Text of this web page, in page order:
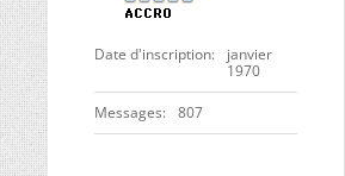
Date d'inscription
janvier
1970
Messages 807